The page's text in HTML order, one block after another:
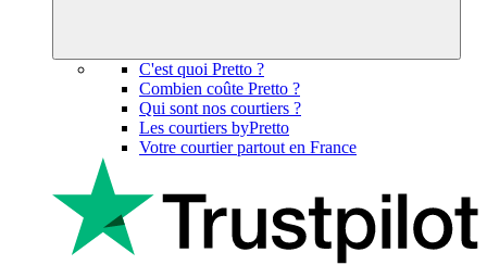
C'est quoi Pretto ?
Combien coûte Pretto ?
Qui sont nos courtiers ?
Les courtiers byPretto
Votre courtier partout en France